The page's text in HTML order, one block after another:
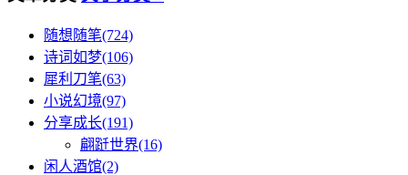
随想随笔(724)
诗词如梦(106)
犀利刀笔(63)
小说幻境(97)
分享成长(191)
翩跹世界(16)
闲人酒馆(2)